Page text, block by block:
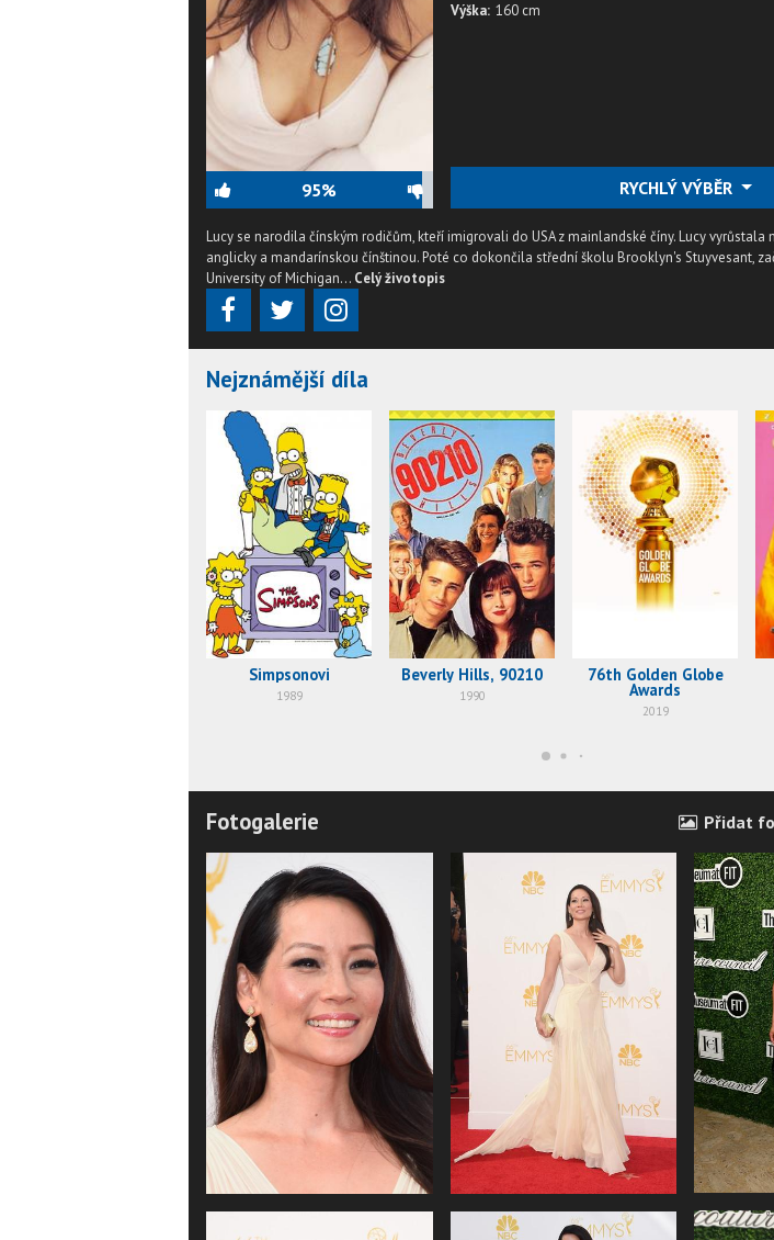
95%
Výška: 160 cm
RYCHLÝ VÝBĚR
Lucy se narodila čínským rodičům, kteří imigrovali do USA z mainlandské číny. Lucy vyrůstala
anglicky a mandarínskou čínštinou. Poté co dokončila střední školu Brooklyn's Stuyvesant,
University of Michigan... Celý životopis
Nejznámější díla
Simpsonovi
1989
Beverly Hills, 90210
1990
76th Golden Globe
Awards
2019
Fotogalerie Přidat